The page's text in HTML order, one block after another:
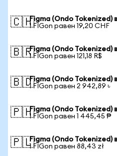
🇨🇭Figma (Ondo
1 FIGon равен 19,20 CHF
🇧🇷Figma (Ondo Tokenized)
1 FIGon равен 121,18 R$
🇧🇩Figma (Ondo Tokenized)
1 FIGon равен 2 942,89 ৳
🇵🇭Figma (Ondo Tokenized)
1 FIGon равен 1 445,45 ₱
🇵🇱Figma (Ondo Tokenized)
1 FIGon равен 88,43 zł